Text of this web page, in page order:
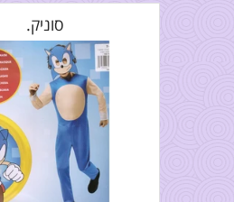
סוניק.